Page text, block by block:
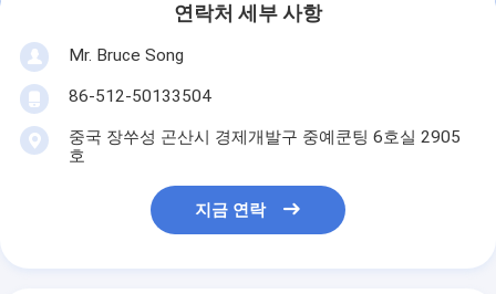
연락처 세부 사항
Mr. Bruce Song
86-512-50133504
중국 장쑤성 곤산시 경제개발구 중예쿤팅 6호실 2905
호
지금 연락